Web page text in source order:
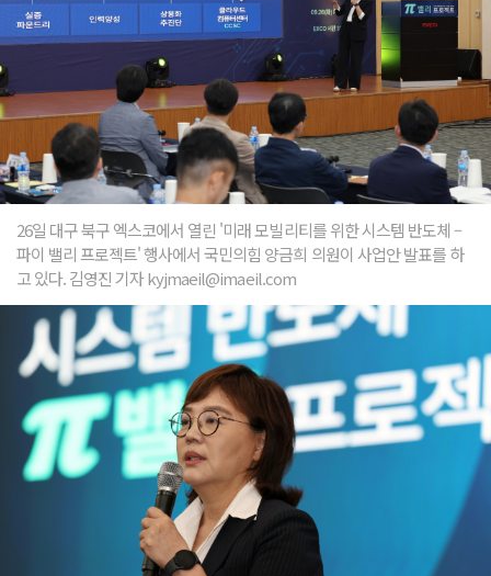
26일 대구 북구 엑스코에서 열린 '미래 모빌리티를 위한 시스템 반도체 –
파이 밸리 프로젝트' 행사에서 국민의힘 양금희 의원이 사업안 발표를 하
고 있다. 김영진 기자 kyjmaeil@imaeil.com